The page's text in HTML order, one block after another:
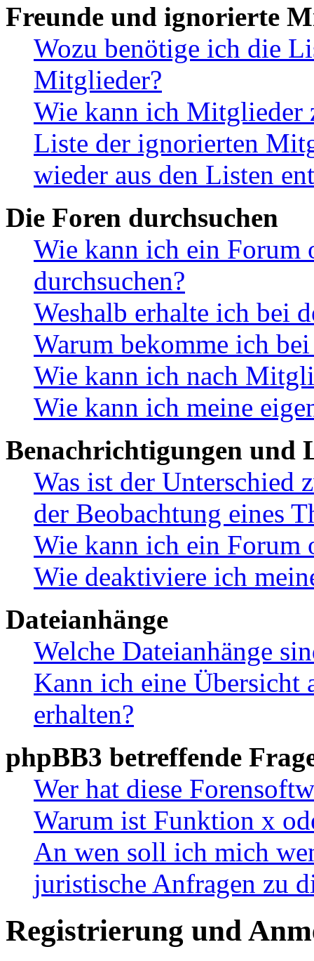
Freunde und ignorierte
Wozu benötige ich die
Mitglieder?
Wie kann ich Mitglieder
Liste der ignorierten
wieder aus den Listen
Die Foren durchsuchen
Wie kann ich ein Forum
durchsuchen?
Weshalb erhalte ich bei
Warum bekomme ich
Wie kann ich nach
Wie kann ich meine
Benachrichtigungen und
Was ist der Unterschied
der Beobachtung eines
Wie kann ich ein Forum
Wie deaktiviere ich
Dateianhänge
Welche Dateianhänge
Kann ich eine Übersicht
erhalten?
phpBB3 betreffende
Wer hat diese
Warum ist Funktion x
An wen soll ich mich
juristische Anfragen zu
Registrierung und